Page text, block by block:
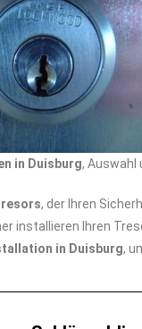
in Duisburg, Auswahl
, der Ihren
installieren Ihren
in Duisburg,